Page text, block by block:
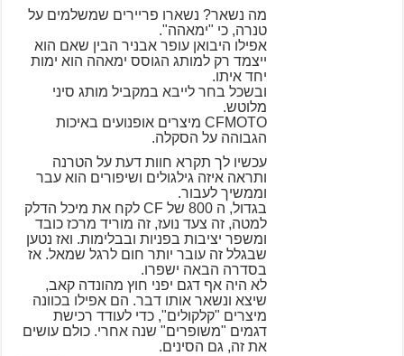
מה נשאר? נשארו פריירים שמשלמים על
טנרה, כי "ימאהה".
אפילו היבואן עופר אבניר הבין שאם הוא
ייצמד רק למותג הגוסס ימאהה הוא ימות
יחד איתו.
ובשכל בחר לייבא במקביל מותג סיני
מלוטש.
CFMOTO מיצרים אופנועים באיכות
הגבוהה על הסקלה.
עכשיו לך תקרא חוות דעת על הטרנה
ותראה איזה גילגולים ושיפורים הוא עבר
וממשיך לעבור.
בגדול, ה 800 של CF לקח את מיכל הדלק
למטה, זה צעד נועז, זה מוריד מרכז כובד
ומשפר יציבות בפניות ובבלימות. ואז נטען
שבגלל זה עובר יותר חום לרגל שמאל. אז
בסדרה הבאה ישפרו.
לא היה אף דגם יפני חוץ מהונדה קאב,
שיצא ונשאר אותו דבר. הם אפילו בכוונה
מיצרים "קלקולים", כדי לעודד רכישת
דגמים "משופרים" שנה אחרי. כולם עושים
את זה, גם הסינים.